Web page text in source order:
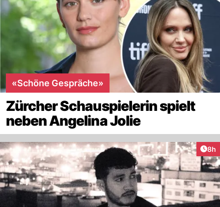
«Schöne Gespräche»
Zürcher Schauspielerin spielt
neben Angelina Jolie
8h